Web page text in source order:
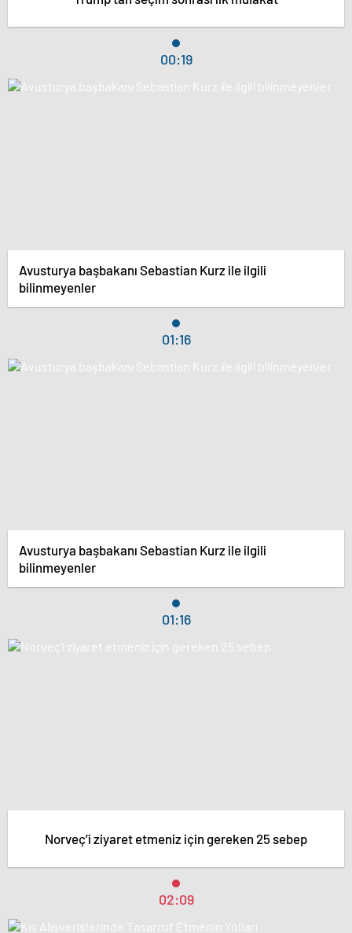
00:19
Avusturya başbakanı Sebastian Kurz ile ilgili
bilinmeyenler
01:16
Avusturya başbakanı Sebastian Kurz ile ilgili
bilinmeyenler
01:16
Norveç’i ziyaret etmeniz için gereken 25 sebep
02:09